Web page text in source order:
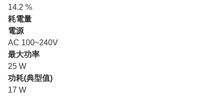
14.2 %
耗電量
電源
AC 100~240V
最大功率
25 W
功耗(典型值)
17 W